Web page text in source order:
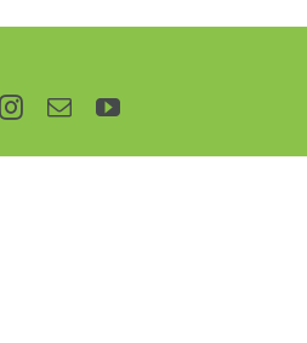
Instagram
CorreoYouTube